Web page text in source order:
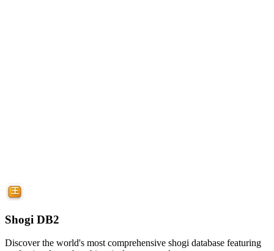
Shogi DB2
Discover the world's most comprehensive shogi database featuring